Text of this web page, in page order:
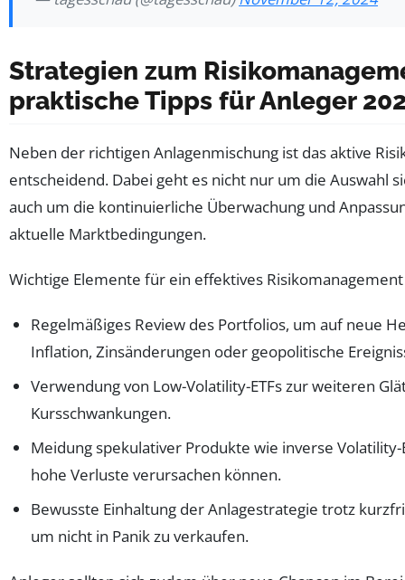
Strategien zum
praktische Tipps für Anleger
Neben der richtigen Anlagenmischung ist das aktive
entscheidend. Dabei geht es nicht nur um die Auswahl
auch um die kontinuierliche Überwachung und
aktuelle Marktbedingungen.
Wichtige Elemente für ein effektives
Regelmäßiges Review des Portfolios, um auf neue
Inflation, Zinsänderungen oder geopolitische
Verwendung von Low-Volatility-ETFs zur weiteren
Kursschwankungen.
Meidung spekulativer Produkte wie inverse Volatility-
hohe Verluste verursachen können.
Bewusste Einhaltung der Anlagestrategie trotz
um nicht in Panik zu verkaufen.